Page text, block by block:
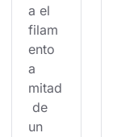
a el
filam
ento
a
mitad
de
un